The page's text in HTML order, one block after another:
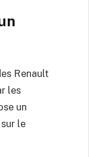
Renault
les
un
le